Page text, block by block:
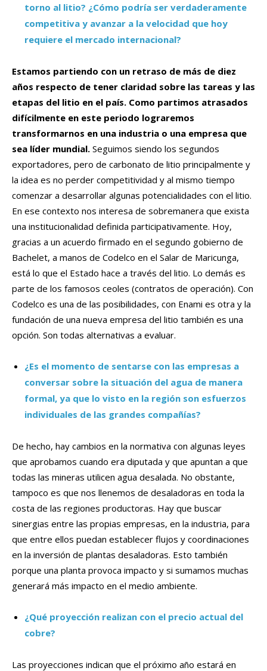
torno al litio? ¿Cómo podría ser verdaderamente
competitiva y avanzar a la velocidad que hoy
requiere el mercado internacional?
Estamos partiendo con un retraso de más de diez
años respecto de tener claridad sobre las tareas y las
etapas del litio en el país. Como partimos atrasados
difícilmente en este periodo lograremos
transformarnos en una industria o una empresa que
sea líder mundial. Seguimos siendo los segundos
exportadores, pero de carbonato de litio principalmente y
la idea es no perder competitividad y al mismo tiempo
comenzar a desarrollar algunas potencialidades con el litio.
En ese contexto nos interesa de sobremanera que exista
una institucionalidad definida participativamente. Hoy,
gracias a un acuerdo firmado en el segundo gobierno de
Bachelet, a manos de Codelco en el Salar de Maricunga,
está lo que el Estado hace a través del litio. Lo demás es
parte de los famosos ceoles (contratos de operación). Con
Codelco es una de las posibilidades, con Enami es otra y la
fundación de una nueva empresa del litio también es una
opción. Son todas alternativas a evaluar.
¿Es el momento de sentarse con las empresas a
conversar sobre la situación del agua de manera
formal, ya que lo visto en la región son esfuerzos
individuales de las grandes compañías?
De hecho, hay cambios en la normativa con algunas leyes
que aprobamos cuando era diputada y que apuntan a que
todas las mineras utilicen agua desalada. No obstante,
tampoco es que nos llenemos de desaladoras en toda la
costa de las regiones productoras. Hay que buscar
sinergias entre las propias empresas, en la industria, para
que entre ellos puedan establecer flujos y coordinaciones
en la inversión de plantas desaladoras. Esto también
porque una planta provoca impacto y si sumamos muchas
generará más impacto en el medio ambiente.
¿Qué proyección realizan con el precio actual del
cobre?
Las proyecciones indican que el próximo año estará en